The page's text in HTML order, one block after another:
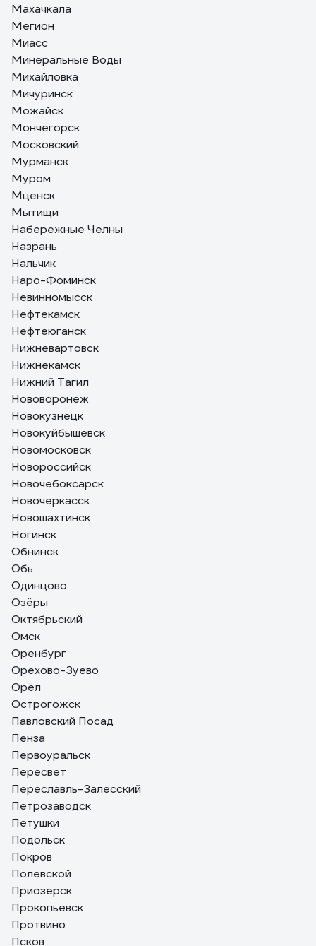
Махачкала
Мегион
Миасс
Минеральные Воды
Михайловка
Мичуринск
Можайск
Мончегорск
Московский
Мурманск
Муром
Мценск
Мытищи
Набережные Челны
Назрань
Нальчик
Наро-Фоминск
Невинномысск
Нефтекамск
Нефтеюганск
Нижневартовск
Нижнекамск
Нижний Тагил
Нововоронеж
Новокузнецк
Новокуйбышевск
Новомосковск
Новороссийск
Новочебоксарск
Новочеркасск
Новошахтинск
Ногинск
Обнинск
Обь
Одинцово
Озёры
Октябрьский
Омск
Оренбург
Орехово-Зуево
Орёл
Острогожск
Павловский Посад
Пенза
Первоуральск
Пересвет
Переславль-Залесский
Петрозаводск
Петушки
Подольск
Покров
Полевской
Приозерск
Прокопьевск
Протвино
Псков